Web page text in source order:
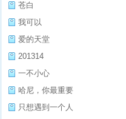
苍白
我可以
爱的天堂
201314
一不小心
哈尼，你最重要
只想遇到一个人